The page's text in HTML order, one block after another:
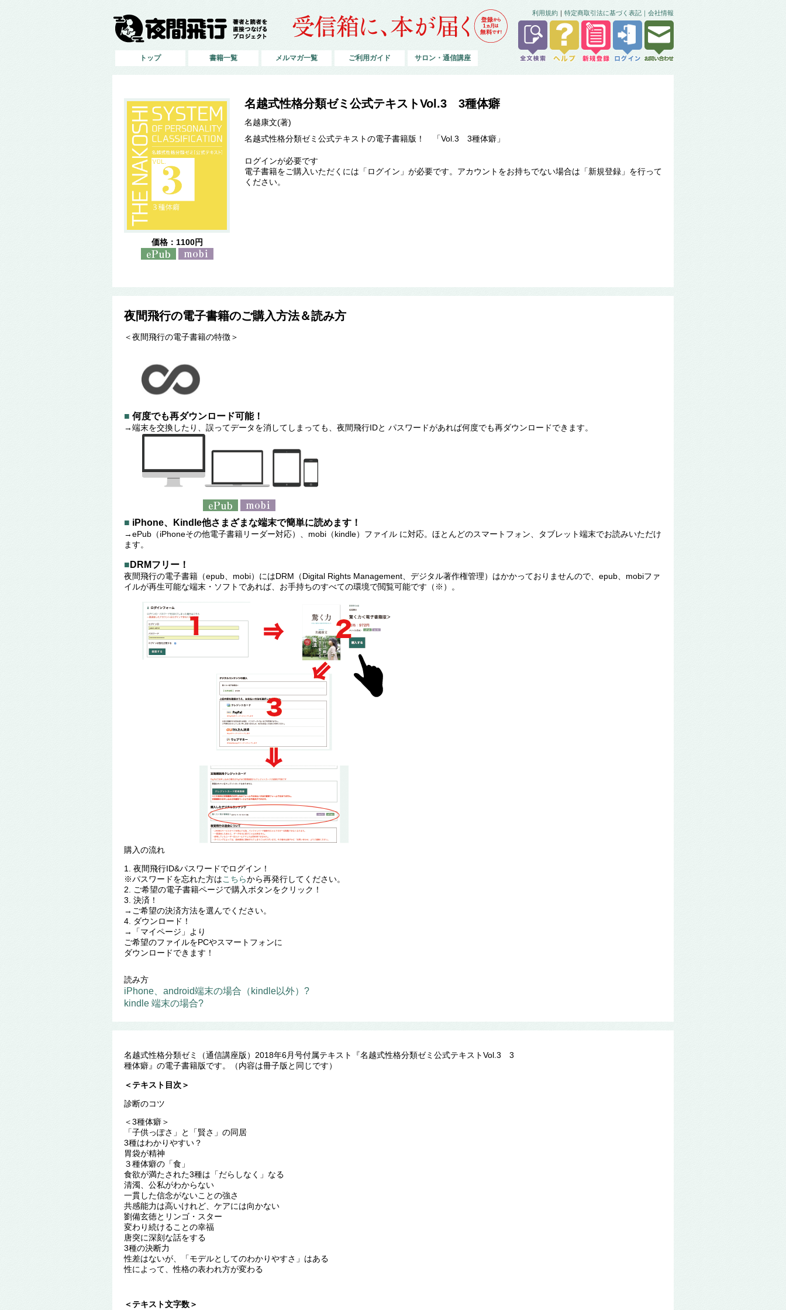
利用規約 ｜ 特定商取引法に基づく表記｜ 会社情報
トップ 書籍一覧 メルマガ一覧 ご利用ガイド サロン・通信講座
価格：1100円
名越式性格分類ゼミ公式テキストVol.3 3種体癖
名越康文(著)
名越式性格分類ゼミ公式テキストの電子書籍版！ 「Vol.3 3種体癖」
ログインが必要です
電子書籍をご購入いただくには「ログイン」が必要です。アカウントをお持ちでない場合は「新規登録」を行って
ください。
夜間飛行の電子書籍のご購入方法＆読み方
＜夜間飛行の電子書籍の特徴＞
■ 何度でも再ダウンロード可能！
→端末を交換したり、誤ってデータを消してしまっても、夜間飛行IDと パスワードがあれば何度でも再ダウンロードできます。
■ iPhone、Kindle他さまざまな端末で簡単に読めます！
→ePub（iPhoneその他電子書籍リーダー対応）、mobi（kindle）ファイル に対応。ほとんどのスマートフォン、タブレット端末でお読みいただけ
ます。
■ DRMフリー！
夜間飛行の電子書籍（epub、mobi）にはDRM（Digital Rights Management、デジタル著作権管理）はかかっておりませんので、epub、mobiファ
イルが再生可能な端末・ソフトであれば、お手持ちのすべての環境で閲覧可能です（※）。
購入の流れ
1. 夜間飛行ID&パスワードでログイン！
※パスワードを忘れた方は こちらから再発行してください。
2. ご希望の電子書籍ページで購入ボタンをクリック！
3. 決済！
→ご希望の決済方法を選んでください。
4. ダウンロード！
→「マイページ」より
ご希望のファイルをPCやスマートフォンに
ダウンロードできます！
読み方
iPhone、android端末の場合（kindle以外）?
kindle 端末の場合?
名越式性格分類ゼミ（通信講座版）2018年6月号付属テキスト『名越式性格分類ゼミ公式テキストVol.3 3
種体癖』の電子書籍版です。（内容は冊子版と同じです）
＜テキスト目次＞
診断のコツ
＜3種体癖＞
「子供っぽさ」と「賢さ」の同居
3種はわかりやすい？
胃袋が精神
３種体癖の「食」
食欲が満たされた3種は「だらしなく」なる
清濁、公私がわからない
一貫した信念がないことの強さ
共感能力は高いけれど、ケアには向かない
劉備玄徳とリンゴ・スター
変わり続けることの幸福
唐突に深刻な話をする
3種の決断力
性差はないが、「モデルとしてのわかりやすさ」はある
性によって、性格の表われ方が変わる
＜テキスト文字数＞